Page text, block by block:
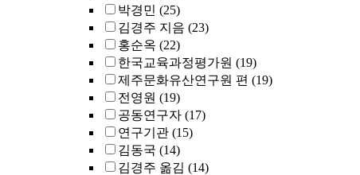
박경민 (25)
김경주 지음 (23)
홍순옥 (22)
한국교육과정평가원 (19)
제주문화유산연구원 편 (19)
전영원 (19)
공동연구자 (17)
연구기관 (15)
김동국 (14)
김경주 옮김 (14)